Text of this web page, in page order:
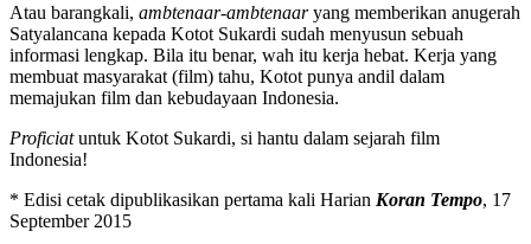
Atau barangkali, ambtenaar-ambtenaaryang memberikan anugerah
Satyalancana kepada Kotot Sukardi sudah menyusun sebuah
informasi lengkap. Bila itu benar, wah itu kerja hebat. Kerja yang
membuat masyarakat (film) tahu, Kotot punya andil dalam
memajukan film dan kebudayaan Indonesia.
Proficiatuntuk Kotot Sukardi, si hantu dalam sejarah film
Indonesia!
* Edisi cetak dipublikasikan pertama kali Harian Koran Tempo, 17
September 2015